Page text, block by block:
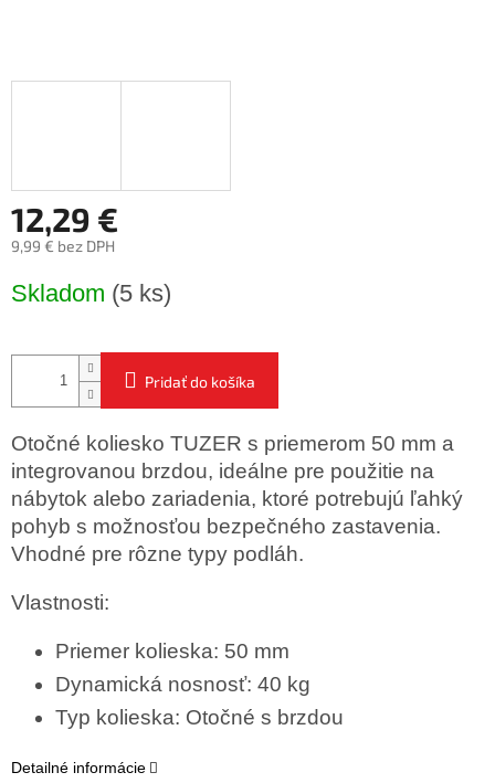
12,29 €
9,99 € bez DPH
cena:
Skladom (5 ks)
Pridať do košíka
Otočné koliesko TUZER s priemerom 50 mm a
integrovanou brzdou, ideálne pre použitie na
nábytok alebo zariadenia, ktoré potrebujú ľahký
pohyb s možnosťou bezpečného zastavenia.
Vhodné pre rôzne typy podláh.
Vlastnosti:
Priemer kolieska: 50 mm
Dynamická nosnosť: 40 kg
Typ kolieska: Otočné s brzdou
Detailné informácie